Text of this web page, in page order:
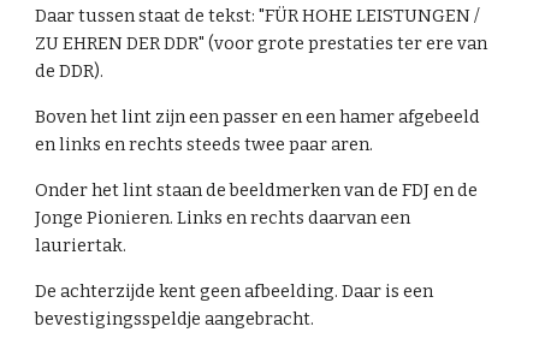
Daar tussen staat de tekst: "FÜR HOHE LEISTUNGEN /
ZU EHREN DER DDR" (voor grote prestaties ter ere van
de DDR).
Boven het lint zijn een passer en een hamer afgebeeld
en links en rechts steeds twee paar aren.
Onder het lint staan de beeldmerken van de FDJ en de
Jonge Pionieren. Links en rechts daarvan een
lauriertak.
De achterzijde kent geen afbeelding. Daar is een
bevestigingsspeldje aangebracht.